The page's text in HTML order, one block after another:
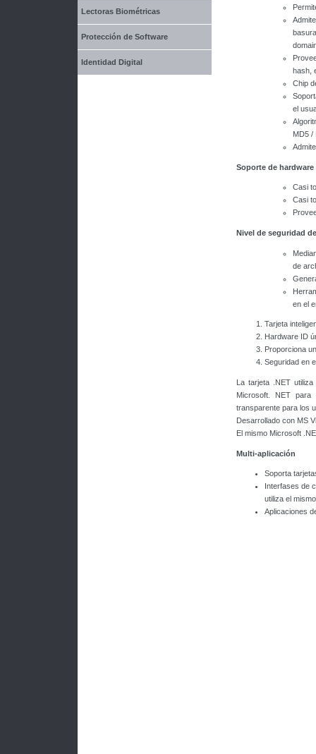
Lectoras Biométricas
Protección de Software
Identidad Digital
hash,
Chip
el
MD5 /
Soporte de
Casi
Casi
Nivel de seguridad
de
en el
Tarjeta
Hardware ID
Proporciona
Seguridad en
La tarjeta .NET
Microsoft. NET
transparente para los
Desarrollado con MS
El mismo Microsoft
Multi-aplicación
Soporta
Interfases de
utiliza el
Aplicaciones